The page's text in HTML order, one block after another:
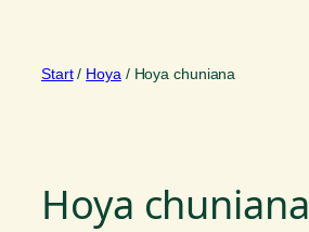
Start/ Hoya / Hoya chuniana
Hoya chuniana